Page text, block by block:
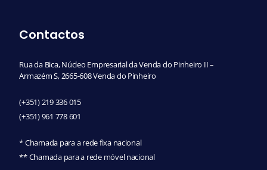
Contactos
Rua da Bica, Núcleo Empresarial da Venda do Pinheiro II –
Armazém S, 2665-608 Venda do Pinheiro
(+351) 219 336 015
(+351) 961 778 601
* Chamada para a rede fixa nacional
** Chamada para a rede móvel nacional